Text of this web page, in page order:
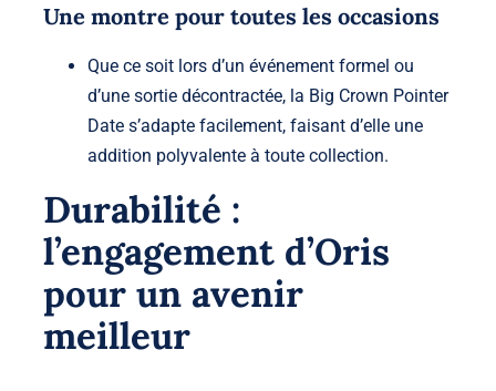
Une montre pour toutes les occasions
Que ce soit lors d’un événement formel ou
d’une sortie décontractée, la Big Crown Pointer
Date s’adapte facilement, faisant d’elle une
addition polyvalente à toute collection.
Durabilité :
l’engagement d’Oris
pour un avenir
meilleur